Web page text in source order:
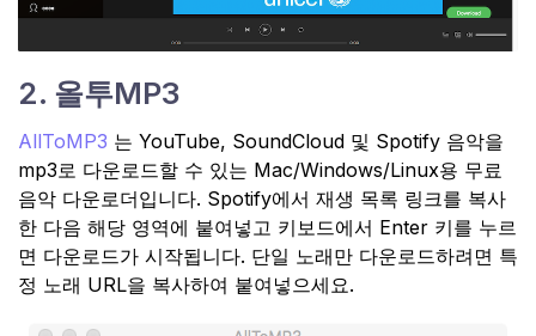
2. 올투MP3
AllToMP3 는 YouTube, SoundCloud 및 Spotify 음악을
mp3로 다운로드할 수 있는 Mac/Windows/Linux용 무료
음악 다운로더입니다. Spotify에서 재생 목록 링크를 복사
한 다음 해당 영역에 붙여넣고 키보드에서 Enter 키를 누르
면 다운로드가 시작됩니다. 단일 노래만 다운로드하려면 특
정 노래 URL을 복사하여 붙여넣으세요.